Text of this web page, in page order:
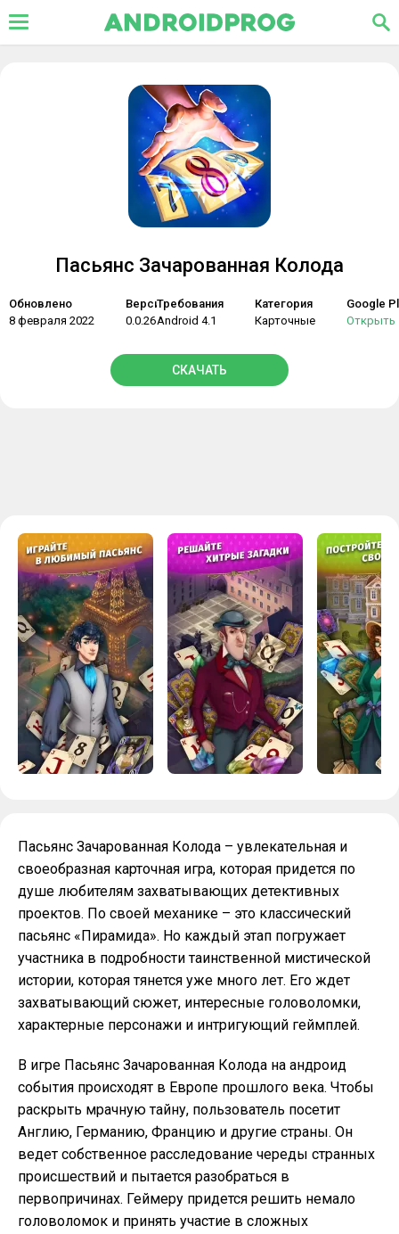
Пасьянс Зачарованная Колода
Обновлено
8 февраля 2022
Версия
0.0.26
Требования
Android 4.1
Категория
Карточные
Google
Открыть
СКАЧАТЬ
Пасьянс Зачарованная Колода – увлекательная и
своеобразная карточная игра, которая придется по
душе любителям захватывающих детективных
проектов. По своей механике – это классический
пасьянс «Пирамида». Но каждый этап погружает
участника в подробности таинственной мистической
истории, которая тянется уже много лет. Его ждет
захватывающий сюжет, интересные головоломки,
характерные персонажи и интригующий геймплей.
В игре Пасьянс Зачарованная Колода на андроид
события происходят в Европе прошлого века. Чтобы
раскрыть мрачную тайну, пользователь посетит
Англию, Германию, Францию и другие страны. Он
ведет собственное расследование череды странных
происшествий и пытается разобраться в
первопричинах. Геймеру придется решить немало
головоломок и принять участие в сложных